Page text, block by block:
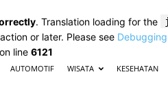
. Translation loading for the
action or later. Please see
on line 6121
AUTOMOTIF WISATA KESEHATAN